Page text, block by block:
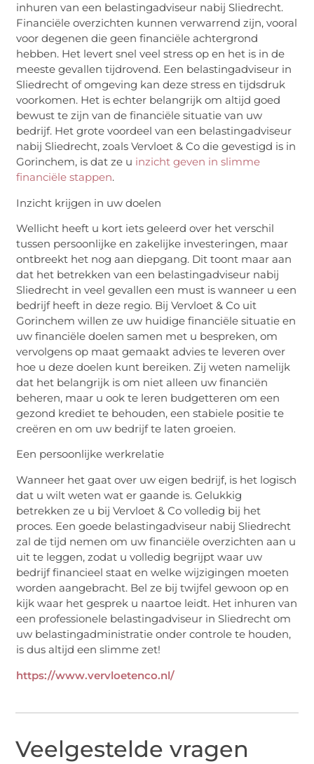
inhuren van een belastingadviseur nabij Sliedrecht.
Financiële overzichten kunnen verwarrend zijn, vooral
voor degenen die geen financiële achtergrond
hebben. Het levert snel veel stress op en het is in de
meeste gevallen tijdrovend. Een belastingadviseur in
Sliedrecht of omgeving kan deze stress en tijdsdruk
voorkomen. Het is echter belangrijk om altijd goed
bewust te zijn van de financiële situatie van uw
bedrijf. Het grote voordeel van een belastingadviseur
nabij Sliedrecht, zoals Vervloet & Co die gevestigd is in
Gorinchem, is dat ze u inzicht geven in slimme
financiële stappen.
Inzicht krijgen in uw doelen
Wellicht heeft u kort iets geleerd over het verschil
tussen persoonlijke en zakelijke investeringen, maar
ontbreekt het nog aan diepgang. Dit toont maar aan
dat het betrekken van een belastingadviseur nabij
Sliedrecht in veel gevallen een must is wanneer u een
bedrijf heeft in deze regio. Bij Vervloet & Co uit
Gorinchem willen ze uw huidige financiële situatie en
uw financiële doelen samen met u bespreken, om
vervolgens op maat gemaakt advies te leveren over
hoe u deze doelen kunt bereiken. Zij weten namelijk
dat het belangrijk is om niet alleen uw financiën
beheren, maar u ook te leren budgetteren om een ​​
gezond krediet te behouden, een stabiele positie te
creëren en om uw bedrijf te laten groeien.
Een persoonlijke werkrelatie
Wanneer het gaat over uw eigen bedrijf, is het logisch
dat u wilt weten wat er gaande is. Gelukkig
betrekken ze u bij Vervloet & Co volledig bij het
proces. Een goede belastingadviseur nabij Sliedrecht
zal de tijd nemen om uw financiële overzichten aan u
uit te leggen, zodat u volledig begrijpt waar uw
bedrijf financieel staat en welke wijzigingen moeten
worden aangebracht. Bel ze bij twijfel gewoon op en
kijk waar het gesprek u naartoe leidt. Het inhuren van
een professionele belastingadviseur in Sliedrecht om
uw belastingadministratie onder controle te houden,
is dus altijd een slimme zet!
https://www.vervloetenco.nl/
Veelgestelde vragen